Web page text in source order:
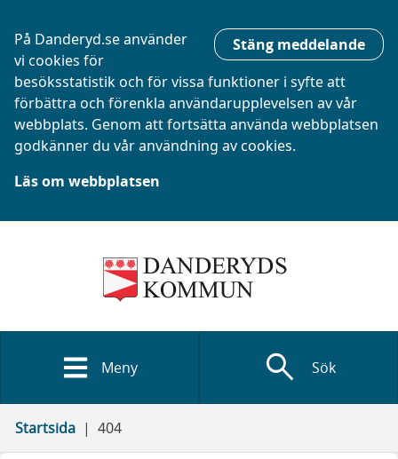
Stäng meddelande
På Danderyd.se använder
vi cookies för
besöksstatistik och för vissa funktioner i syfte att
förbättra och förenkla användarupplevelsen av vår
webbplats. Genom att fortsätta använda webbplatsen
godkänner du vår användning av cookies.
Läs om webbplatsen
Meny search Sök
Startsida 404